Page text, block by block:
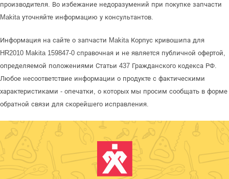
производителя. Во избежание недоразумений при покупке запчасти
Makita уточняйте информацию у консультантов.
Информация на сайте о запчасти Makita Корпус кривошипа для
HR2010 Makita 159847-0 справочная и не является публичной офертой,
определяемой положениями Статьи 437 Гражданского кодекса РФ.
Любое несоответствие информации о продукте с фактическими
характеристиками - опечатки, о которых мы просим сообщать в форме
обратной связи для скорейшего исправления.